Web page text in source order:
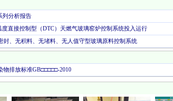
列分析报告
度直接控制型（DTC）天燃气玻璃窑炉控制系统投入运行
封、无积料、无堵料、无人值守型玻璃原料控制系统
物排放标准GB□□□□□-2010